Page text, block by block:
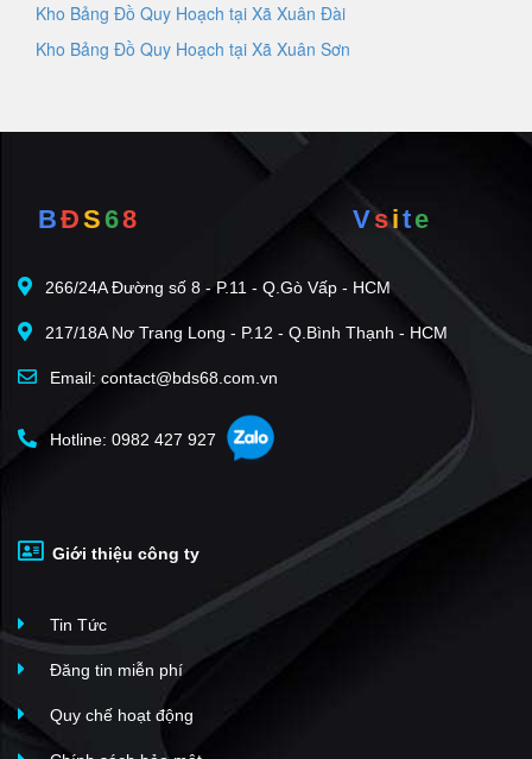
Kho Bảng Đồ Quy Hoạch tại Xã Xuân Đài
Kho Bảng Đồ Quy Hoạch tại Xã Xuân Sơn
BĐS68 Vsite
266/24A Đường số 8 - P.11 - Q.Gò Vấp - HCM
217/18A Nơ Trang Long - P.12 - Q.Bình Thạnh - HCM
Email: contact@bds68.com.vn
Hotline: 0982 427 927
Giới thiệu công ty
Tin Tức
Đăng tin miễn phí
Quy chế hoạt động